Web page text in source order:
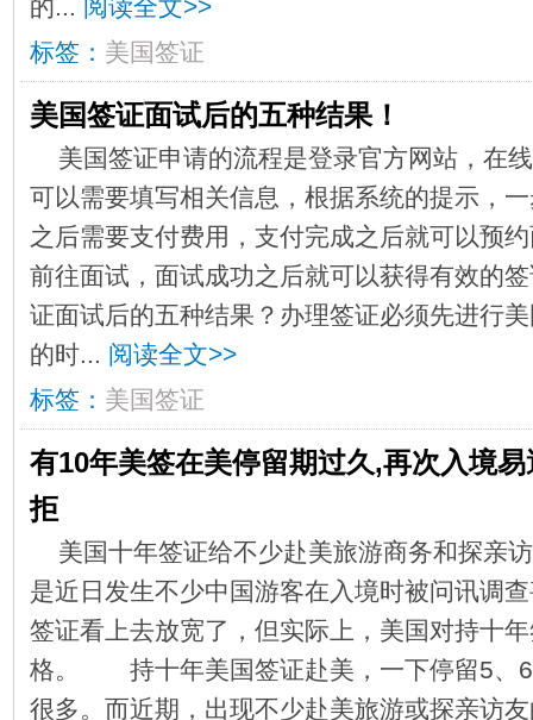
的... 阅读全文>>
标签： 美国签证
美国签证面试后的五种结果！
美国签证申请的流程是登录官方网站，在
可以需要填写相关信息，根据系统的提示，
之后需要支付费用，支付完成之后就可以预
前往面试，面试成功之后就可以获得有效的
证面试后的五种结果？办理签证必须先进行
的时... 阅读全文>>
标签： 美国签证
有10年美签在美停留期过久,再次入境易
拒
美国十年签证给不少赴美旅游商务和探亲
是近日发生不少中国游客在入境时被问讯调
签证看上去放宽了，但实际上，美国对持十
格。 持十年美国签证赴美，一下停留5、6
很多。而近期，出现不少赴美旅游或探亲访